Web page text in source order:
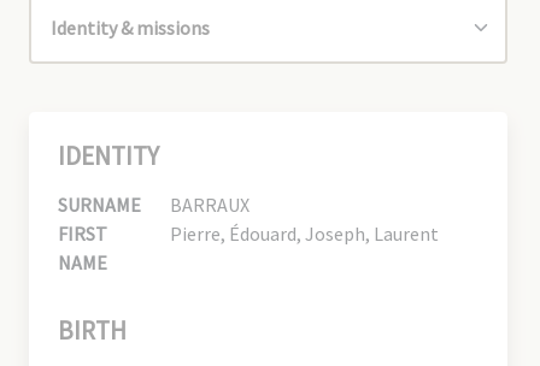
IDENTITY
SURNAME
BARRAUX
FIRST
NAME
Pierre, Édouard, Joseph, Laurent
BIRTH